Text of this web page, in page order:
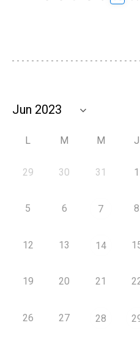
L M M J
29 30 31 1
5 6 7 8
12 13 14
19 20 21
26 27 28